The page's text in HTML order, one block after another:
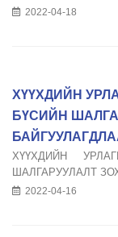
2022-04-18
ХҮҮХДИЙН
БҮСИЙН
ХҮҮХДИЙН
ШАЛГАРУУЛАЛТ
2022-04-16